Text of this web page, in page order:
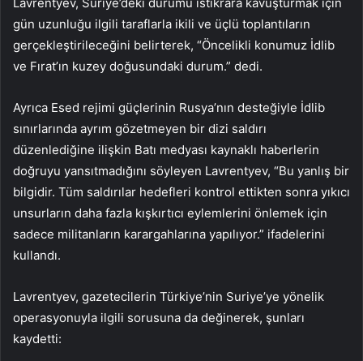
Lavrentyev, Suriye’deki durumu istikrara kavuşturmak için
gün uzunluğu ilgili taraflarla ikili ve üçlü toplantıların
gerçekleştirileceğini belirterek, “Öncelikli konumuz İdlib
ve Fırat’ın kuzey doğusundaki durum.” dedi.
Ayrıca Esed rejimi güçlerinin Rusya’nın desteğiyle İdlib
sınırlarında ayrım gözetmeyen bir dizi saldırı
düzenlediğine ilişkin Batı medyası kaynaklı haberlerin
doğruyu yansıtmadığını söyleyen Lavrentyev, “Bu yanlış bir
bilgidir. Tüm saldırılar hedefleri kontrol ettikten sonra yıkıcı
unsurların daha fazla kışkırtıcı eylemlerini önlemek için
sadece militanların karargahlarına yapılıyor.” ifadelerini
kullandı.
Lavrentyev, gazetecilerin Türkiye’nin Suriye’ye yönelik
operasyonuyla ilgili sorusuna da değinerek, şunları
kaydetti: